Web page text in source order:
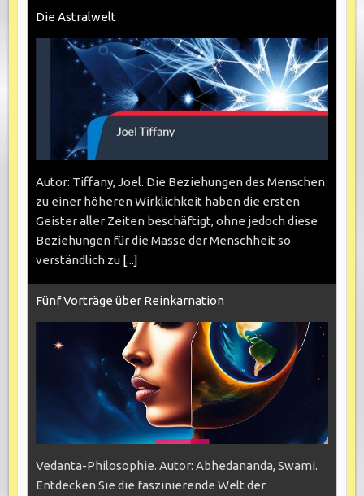
Die Astralwelt
Autor: Tiffany, Joel. Die Beziehungen des Menschen
zu einer höheren Wirklichkeit haben die ersten
Geister aller Zeiten beschäftigt, ohne jedoch diese
Beziehungen für die Masse der Menschheit so
verständlich zu [...]
Fünf Vorträge über Reinkarnation
Vedanta-Philosophie. Autor: Abhedananda, Swami.
Entdecken Sie die faszinierende Welt der